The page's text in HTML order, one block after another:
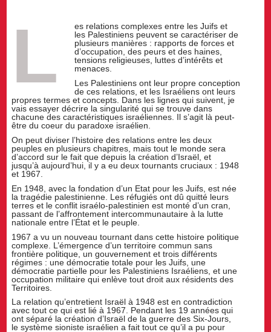
L
es relations complexes entre les Juifs et
les Palestiniens peuvent se caractériser de
plusieurs manières : rapports de forces et
d’occupation, des peurs et des haines,
tensions religieuses, luttes d’intérêts et
menaces.
Les Palestiniens ont leur propre conception
de ces relations, et les Israéliens ont leurs
propres termes et concepts. Dans les lignes qui suivent, je
vais essayer décrire la singularité qui se trouve dans
chacune des caractéristiques israéliennes. Il s’agit là peut-
être du coeur du paradoxe israélien.
On peut diviser l’histoire des relations entre les deux
peuples en plusieurs chapitres, mais tout le monde sera
d’accord sur le fait que depuis la création d’Israël, et
jusqu’à aujourd’hui, il y a eu deux tournants cruciaux : 1948
et 1967.
En 1948, avec la fondation d’un Etat pour les Juifs, est née
la tragédie palestinienne. Les réfugiés ont dû quitté leurs
terres et le conflit israélo-palestinien est monté d’un cran,
passant de l’affrontement intercommunautaire à la lutte
nationale entre l’État et le peuple.
1967 a vu un nouveau tournant dans cette histoire politique
complexe. L’émergence d’un territoire commun sans
frontière politique, un gouvernement et trois différents
régimes : une démocratie totale pour les Juifs, une
démocratie partielle pour les Palestiniens Israéliens, et une
occupation militaire qui enlève tout droit aux résidents des
Territoires.
La relation qu’entretient Israël à 1948 est en contradiction
avec tout ce qui est lié à 1967. Pendant les 19 années qui
ont séparé la création d’Israël de la guerre des Six-Jours,
le système sioniste israélien a fait tout ce qu’il a pu pour